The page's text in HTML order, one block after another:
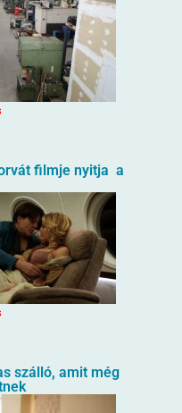
filmje nyitja a
szálló, amit még